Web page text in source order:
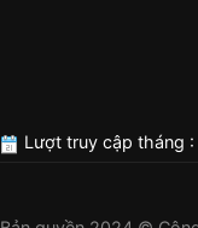
Lượt truy cập tháng